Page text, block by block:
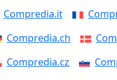
Compredia.it
Compredia.ch
Compredia.cz